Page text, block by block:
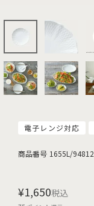
電子レンジ対応
商品番号 1655L/94812
¥1,650税込